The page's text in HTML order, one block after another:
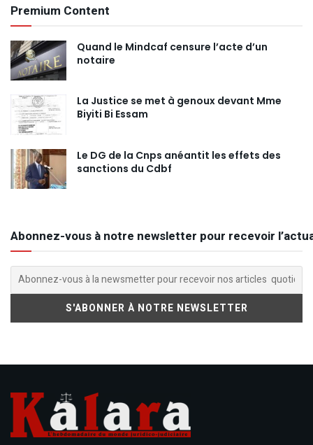
Premium Content
Quand le Mindcaf censure l’acte d’un
notaire
La Justice se met à genoux devant Mme
Biyiti Bi Essam
Le DG de la Cnps anéantit les effets des
sanctions du Cdbf
Abonnez-vous à notre newsletter pour recevoir